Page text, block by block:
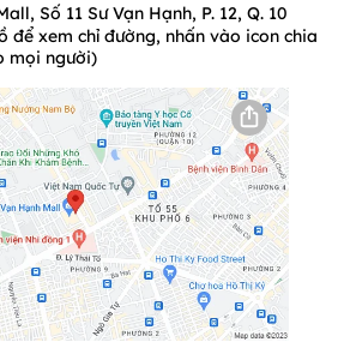
Số 11 Sư Vạn Hạnh, P. 12, Q. 10
để xem chỉ đường, nhấn vào icon chia
mọi người)